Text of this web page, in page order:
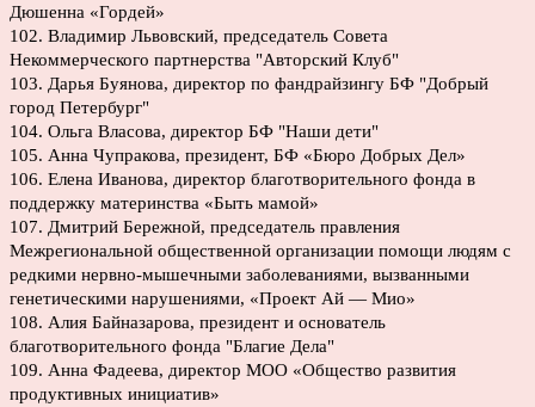
Дюшенна «Гордей»
102. Владимир Львовский, председатель Совета
Некоммерческого партнерства "Авторский Клуб"
103. Дарья Буянова, директор по фандрайзингу БФ "Добрый
город Петербург"
104. Ольга Власова, директор БФ "Наши дети"
105. Анна Чупракова, президент, БФ «Бюро Добрых Дел»
106. Елена Иванова, директор благотворительного фонда в
поддержку материнства «Быть мамой»
107. Дмитрий Бережной, председатель правления
Межрегиональной общественной организации помощи людям с
редкими нервно-мышечными заболеваниями, вызванными
генетическими нарушениями, «Проект Ай — Мио»
108. Алия Байназарова, президент и основатель
благотворительного фонда "Благие Дела"
109. Анна Фадеева, директор МОО «Общество развития
продуктивных инициатив»